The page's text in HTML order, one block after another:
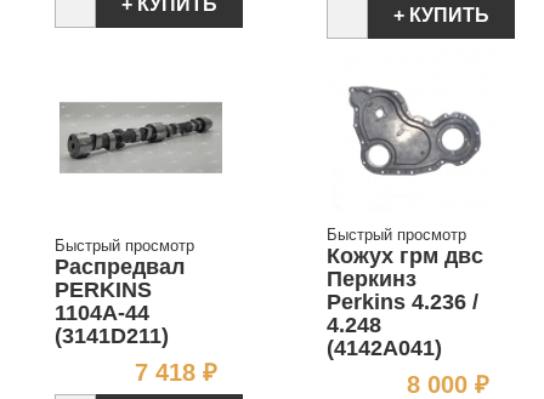
+ КУПИТЬ
+ КУПИТЬ
Быстрый просмотр
Распредвал
PERKINS
1104A-44
(3141D211)
7 418 ₽Цена
Быстрый просмотр
Кожух грм двс
Перкинз
Perkins 4.236 /
4.248
(4142A041)
8 000 ₽